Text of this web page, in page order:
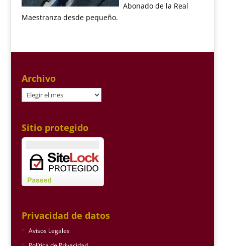
Abonado de la Real
Maestranza desde pequeño.
Archivo
Archivo
Sitio protegido
Privacidad de datos
Avisos Legales